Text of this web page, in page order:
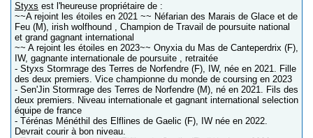
Styxs est l'heureuse propriétaire de :
~~A rejoint les étoiles en 2021 ~~ Néfarian des Marais de Glace et de
Feu (M), irish wolfhound , Champion de Travail de poursuite national
et grand gagnant international
~~ A rejoint les étoiles en 2023~~ Onyxia du Mas de Canteperdrix (F),
IW, gagnante internationale de poursuite , retraitée
- Styxs Stormrage des Terres de Norfendre (F), IW, née en 2021. Fille
des deux premiers. Vice championne du monde de coursing en 2023
- Sen'Jin Stormrage des Terres de Norfendre (M), né en 2021. Fils des
deux premiers. Niveau internationale et gagnant international selection
équipe de france
- Térénas Ménéthil des Elflines de Gaelic (F), IW née en 2022.
Devrait courir à bon niveau.